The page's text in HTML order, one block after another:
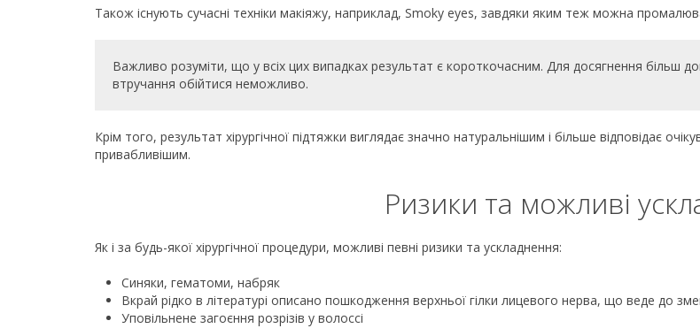
Також існують сучасні техніки макіяжу, наприклад, Smoky eyes, завдяки яким теж можна
Важливо розуміти, що у всіх цих випадках результат є короткочасним. Для досягнення більш
втручання обійтися неможливо.
Крім того, результат хірургічної підтяжки виглядає значно натуральнішим і більше відповідає
привабливішим.
Ризики та можливі
Як і за будь-якої хірургічної процедури, можливі певні ризики та ускладнення:
Синяки, гематоми, набряк
Вкрай рідко в літературі описано пошкодження верхньої гілки лицевого нерва, що веде до
Уповільнене загоєння розрізів у волоссі